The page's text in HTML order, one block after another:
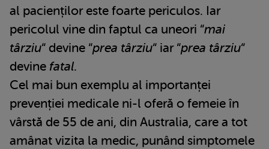
al pacienților este foarte periculos. Iar
pericolul vine din faptul ca uneori “mai
târziu“ devine “prea târziu“ iar “prea târziu“
devine fatal.
Cel mai bun exemplu al importanței
prevenției medicale ni-l oferă o femeie în
vârstă de 55 de ani, din Australia, care a tot
amânat vizita la medic, punând simptomele